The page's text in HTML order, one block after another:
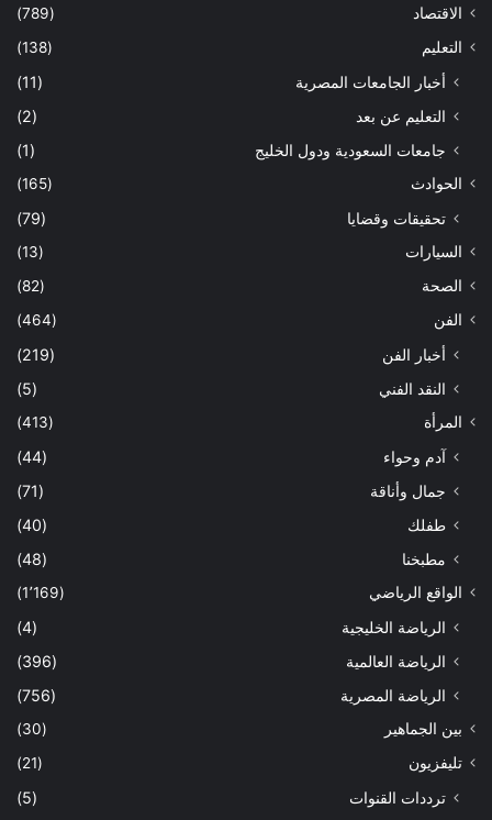
الاقتصاد
(789)
التعليم
(138)
أخبار الجامعات المصرية
(11)
التعليم عن بعد
(2)
جامعات السعودية ودول الخليج
(1)
الحوادث (165)
تحقيقات وقضايا (79)
السيارات
(13)
الصحة
(82)
الفن
(464)
أخبار الفن
(219)
النقد الفني
(5)
المرأة (413)
آدم وحواء
(44)
جمال وأناقة
(71)
طفلك
(40)
مطبخنا
(48)
الواقع الرياضي (1٬169)
الرياضة الخليجية
(4)
الرياضة العالمية
(396)
الرياضة المصرية
(756)
بين الجماهير
(30)
تليفزيون
(21)
ترددات القنوات (5)